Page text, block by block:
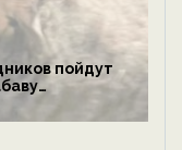
пойдут
— новости